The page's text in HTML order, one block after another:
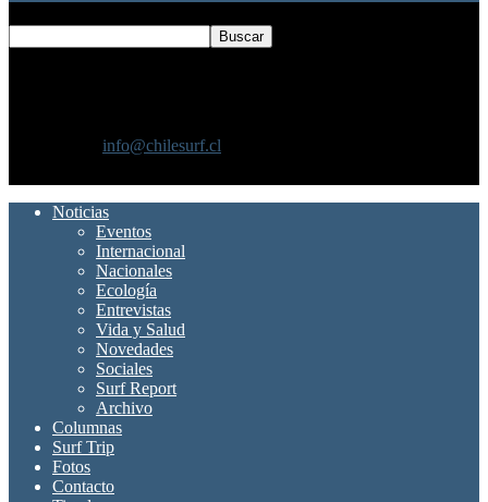
info@chilesurf.cl
Noticias
Eventos
Internacional
Nacionales
Ecología
Entrevistas
Vida y Salud
Novedades
Sociales
Surf Report
Archivo
Columnas
Surf Trip
Fotos
Contacto